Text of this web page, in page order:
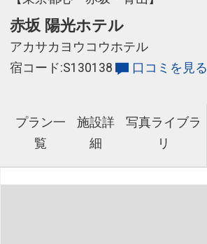
赤坂 陽光ホテル
アカサカヨウコウホテル
宿コード:S130138
口コミを見る
プラン一
覧
施設詳
細
写真ライブラ
リ